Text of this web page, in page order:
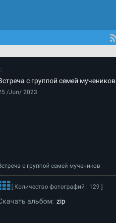
с группой семей мучеников
/Jun/ 2023
с группой семей мучеников
[ Количество фотографий : 129 ]
альбом: zip